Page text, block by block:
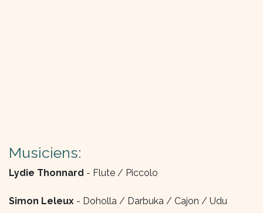
Musiciens:
Lydie Thonnard - Flute / Piccolo
Simon Leleux - Doholla / Darbuka / Cajon / Udu